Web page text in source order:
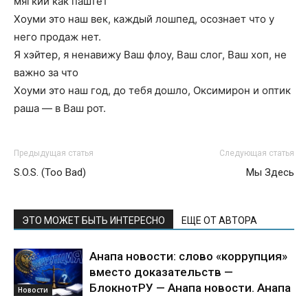
Хоуми это наш век, каждый лошпед, осознает что у
него продаж нет.
Я хэйтер, я ненавижу Ваш флоу, Ваш слог, Ваш хоп, не
важно за что
Хоуми это наш год, до тебя дошло, Оксимирон и оптик
раша — в Ваш рот.
Предыдущая статья
S.O.S. (Too Bad)
Следующая статья
Мы Здесь
ЭТО МОЖЕТ БЫТЬ ИНТЕРЕСНО ЕЩЕ ОТ АВТОРА
Новости
Анапа новости: слово «коррупция»
вместо доказательств —
БлокнотРУ — Анапа новости. Анапа